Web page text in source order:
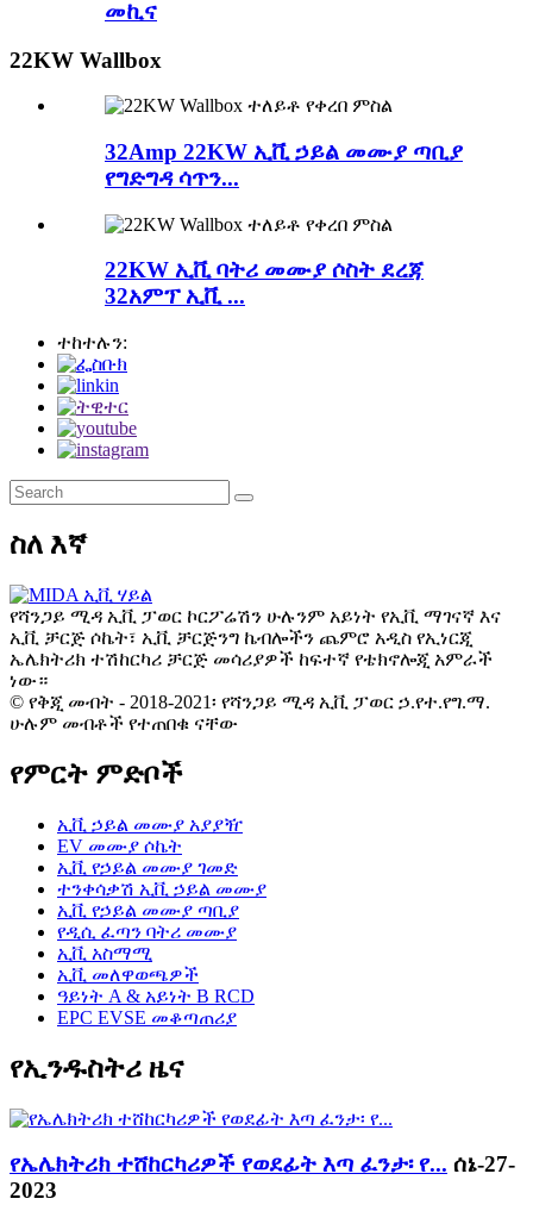
መኪና
22KW Wallbox
32Amp 22KW ኢቪ ኃይል መሙያ ጣቢያ
የግድግዳ ሳጥን...
22KW ኢቪ ባትሪ መሙያ ሶስት ደረጃ
32አምፕ ኢቪ ...
ተከተሉን:
ስለ እኛ
የሻንጋይ ሚዳ ኢቪ ፓወር ኮርፖሬሽን ሁሉንም አይነት የኢቪ ማገናኛ እና
ኢቪ ቻርጅ ሶኬት፣ ኢቪ ቻርጅንግ ኬብሎችን ጨምሮ አዲስ የኢነርጂ
ኤሌክትሪክ ተሽከርካሪ ቻርጅ መሳሪያዎች ከፍተኛ የቴክኖሎጂ አምራች
ነው።
© የቅጂ መብት - 2018-2021፡ የሻንጋይ ሚዳ ኢቪ ፓወር ኃ.የተ.የግ.ማ.
ሁሉም መብቶች የተጠበቁ ናቸው
የምርት ምድቦች
ኢቪ ኃይል መሙያ አያያዥ
EV መሙያ ሶኬት
ኢቪ የኃይል መሙያ ገመድ
ተንቀሳቃሽ ኢቪ ኃይል መሙያ
ኢቪ የኃይል መሙያ ጣቢያ
የዲሲ ፈጣን ባትሪ መሙያ
ኢቪ አስማሚ
ኢቪ መለዋወጫዎች
ዓይነት A & አይነት B RCD
EPC EVSE መቆጣጠሪያ
የኢንዱስትሪ ዜና
የኤሌክትሪክ ተሸከርካሪዎች የወደፊት እጣ ፈንታ፡ የ... ሰኔ-27-
2023